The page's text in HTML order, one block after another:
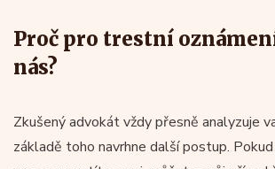
Proč pro trestní
nás?
Zkušený advokát vždy přesně analyzuje
základě toho navrhne další postup.